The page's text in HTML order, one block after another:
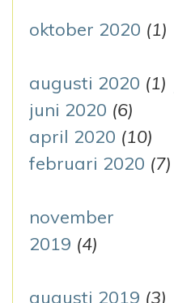
oktober 2020 (1)
augusti 2020 (1)
juni 2020 (6)
april 2020 (10)
februari 2020 (7)
november
2019 (4)
augusti 2019 (3)